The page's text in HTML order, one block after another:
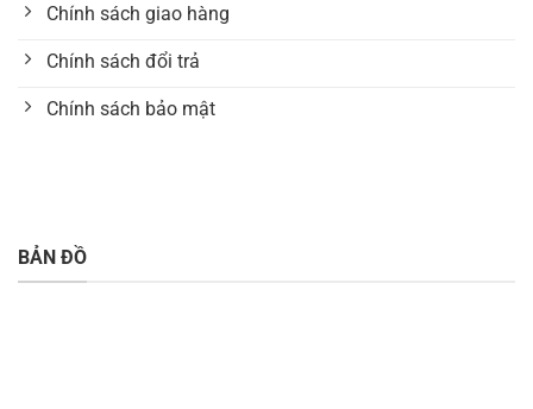
Chính sách giao hàng
Chính sách đổi trả
Chính sách bảo mật
BẢN ĐỒ